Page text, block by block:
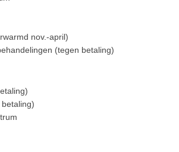
nov.-april)
(tegen betaling)